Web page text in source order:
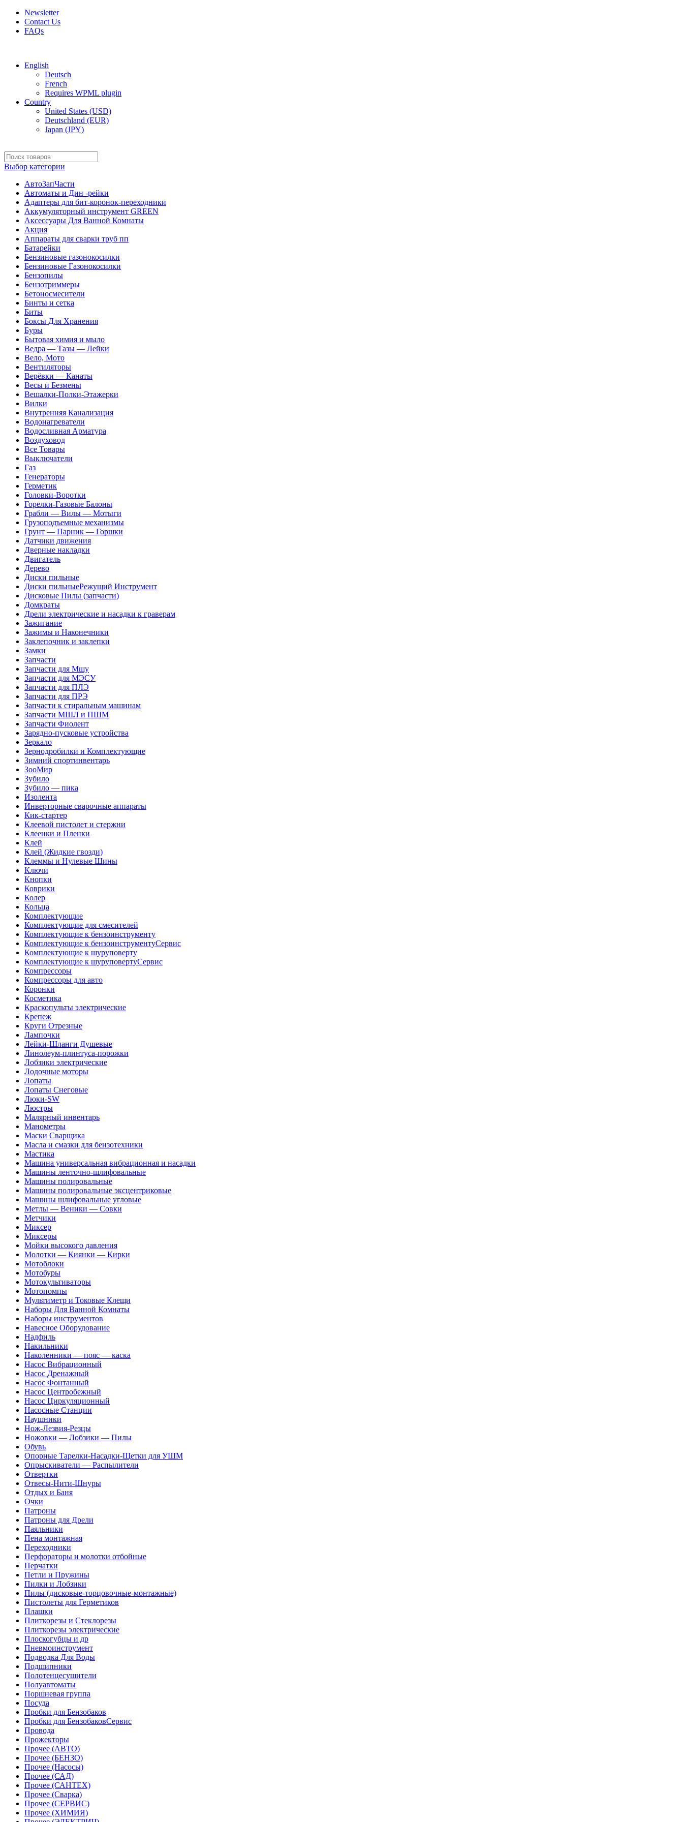
Newsletter
Contact Us
FAQs
English
Deutsch
French
Requires WPML plugin
Country
United States (USD)
Deutschland (EUR)
Japan (JPY)
Выбор категории
АвтоЗапЧасти
Автоматы и Дин -рейки
Адаптеры для бит-коронок-переходники
Аккумуляторный инструмент GREEN
Аксессуары Для Ванной Комнаты
Акция
Аппараты для сварки труб пп
Батарейки
Бензиновые газонокосилки
Бензиновые Газонокосилки
Бензопилы
Бензотриммеры
Бетоносмесители
Бинты и сетка
Биты
Боксы Для Хранения
Буры
Бытовая химия и мыло
Ведра — Тазы — Лейки
Вело, Мото
Вентиляторы
Верёвки — Канаты
Весы и Безмены
Вешалки-Полки-Этажерки
Вилки
Внутренняя Канализация
Водонагреватели
Водосливная Арматура
Воздуховод
Все Товары
Выключатели
Газ
Генераторы
Герметик
Головки-Воротки
Горелки-Газовые Балоны
Грабли — Вилы — Мотыги
Грузоподъемные механизмы
Грунт — Парник — Горшки
Датчики движения
Дверные накладки
Двигатель
Дерево
Диски пильные
Диски пильныеРежущий Инструмент
Дисковые Пилы (запчасти)
Домкраты
Дрели электрические и насадки к граверам
Зажигание
Зажимы и Наконечники
Заклепочник и заклепки
Замки
Запчасти
Запчасти для Мшу
Запчасти для МЭСУ
Запчасти для ПЛЭ
Запчасти для ПРЭ
Запчасти к стиральным машинам
Запчасти МШЛ и ПШМ
Запчасти Фиолент
Зарядно-пусковые устройства
Зеркало
Зернодробилки и Комплектующие
Зимний спортинвентарь
ЗооМир
Зубило
Зубило — пика
Изолента
Инверторные сварочные аппараты
Кик-стартер
Клеевой пистолет и стержни
Клеенки и Пленки
Клей
Клей (Жидкие гвозди)
Клеммы и Нулевые Шины
Ключи
Кнопки
Коврики
Колер
Кольца
Комплектующие
Комплектующие для смесителей
Комплектующие к бензоинструменту
Комплектующие к бензоинструментуСервис
Комплектующие к шуруповерту
Комплектующие к шуруповертуСервис
Компрессоры
Компрессоры для авто
Коронки
Косметика
Краскопульты электрические
Крепеж
Круги Отрезные
Лампочки
Лейки-Шланги Душевые
Линолеум-плинтуса-порожки
Лобзики электрические
Лодочные моторы
Лопаты
Лопаты Снеговые
Люки-SW
Люстры
Малярный инвентарь
Манометры
Маски Сварщика
Масла и смазки для бензотехники
Мастика
Машина универсальная вибрационная и насадки
Машины ленточно-шлифовальные
Машины полировальные
Машины полировальные эксцентриковые
Машины шлифовальные угловые
Метлы — Веники — Совки
Метчики
Миксер
Миксеры
Мойки высокого давления
Молотки — Киянки — Кирки
Мотоблоки
Мотобуры
Мотокультиваторы
Мотопомпы
Мультиметр и Токовые Клещи
Наборы Для Ванной Комнаты
Наборы инструментов
Навесное Оборудование
Надфиль
Накильники
Наколенники — пояс — каска
Насос Вибрационный
Насос Дренажный
Насос Фонтанный
Насос Центробежный
Насос Циркуляционный
Насосные Станции
Наушники
Нож-Лезвия-Резцы
Ножовки — Лобзики — Пилы
Обувь
Опорные Тарелки-Насадки-Щетки для УШМ
Опрыскиватели — Распылители
Отвертки
Отвесы-Нити-Шнуры
Отдых и Баня
Очки
Патроны
Патроны для Дрели
Паяльники
Пена монтажная
Переходники
Перфораторы и молотки отбойные
Перчатки
Петли и Пружины
Пилки и Лобзики
Пилы (дисковые-торцовочные-монтажные)
Пистолеты для Герметиков
Плашки
Плиткорезы и Стеклорезы
Плиткорезы электрические
Плоскогубцы и др
Пневмоинструмент
Подводка Для Воды
Подшипники
Полотенцесушители
Полуавтоматы
Поршневая группа
Посуда
Пробки для Бензобаков
Пробки для БензобаковСервис
Провода
Прожекторы
Прочее (АВТО)
Прочее (БЕНЗО)
Прочее (Насосы)
Прочее (САД)
Прочее (САНТЕХ)
Прочее (Сварка)
Прочее (СЕРВИС)
Прочее (ХИМИЯ)